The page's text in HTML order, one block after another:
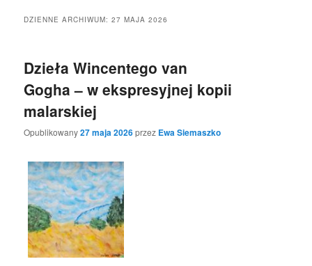
DZIENNE ARCHIWUM:27 MAJA 2026
Dzieła Wincentego van
Gogha – w ekspresyjnej kopii
malarskiej
Opublikowany27 maja 2026przez Ewa Siemaszko